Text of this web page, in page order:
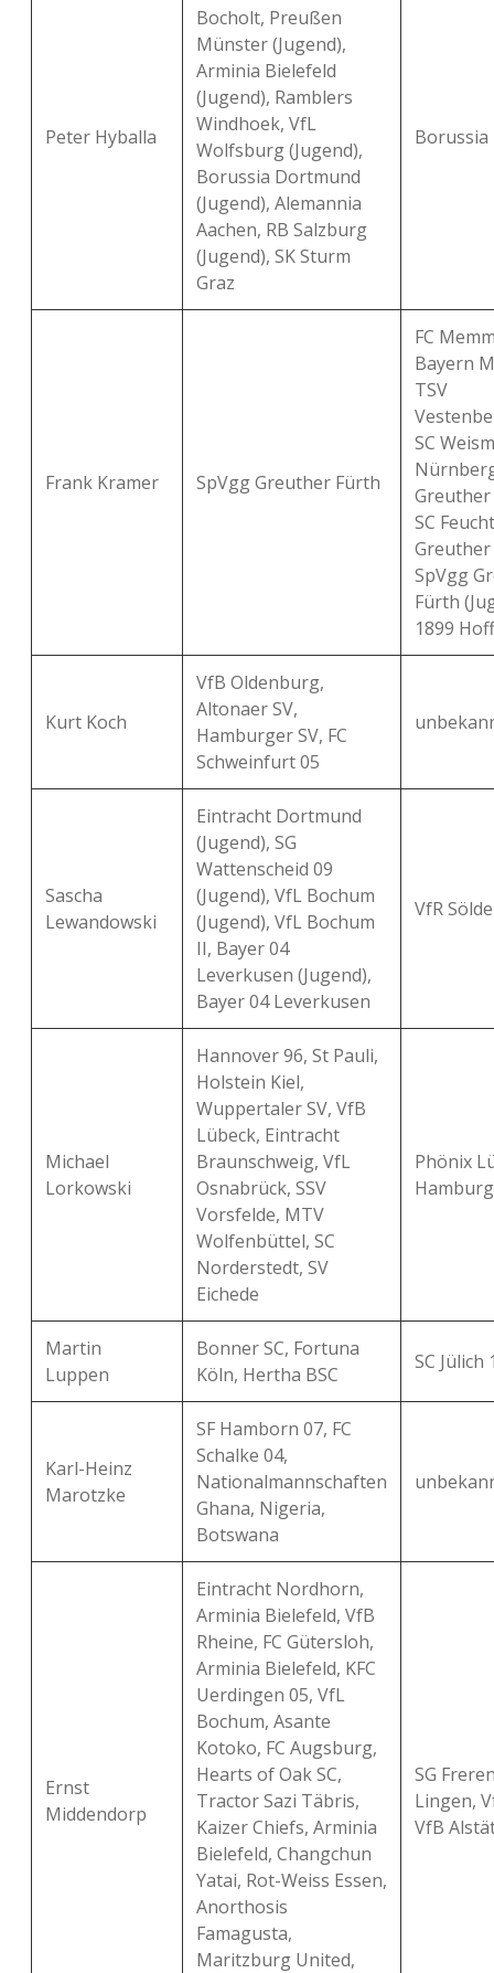
Peter Hyballa
Bocholt, Preußen
Münster (Jugend),
Arminia Bielefeld
(Jugend), Ramblers
Windhoek, VfL
Wolfsburg (Jugend),
Borussia Dortmund
(Jugend), Alemannia
Aachen, RB Salzburg
(Jugend), SK Sturm
Graz
Frank Kramer SpVgg Greuther Fürth
FC
Bayern
TSV
SC
Greuther
SC
SpVgg
Fürth
1899
Kurt Koch
VfB Oldenburg,
Altonaer SV,
Hamburger SV, FC
Schweinfurt 05
Sascha
Lewandowski
Eintracht Dortmund
(Jugend), SG
Wattenscheid 09
(Jugend), VfL Bochum
(Jugend), VfL Bochum
II, Bayer 04
Leverkusen (Jugend),
Bayer 04 Leverkusen
VfR Sölde
Michael
Lorkowski
Hannover 96, St Pauli,
Holstein Kiel,
Wuppertaler SV, VfB
Lübeck, Eintracht
Braunschweig, VfL
Osnabrück, SSV
Vorsfelde, MTV
Wolfenbüttel, SC
Norderstedt, SV
Eichede
Phönix
Hamburg
Martin
Luppen
Bonner SC, Fortuna
Köln, Hertha BSC
SC Jülich
Karl-Heinz
Marotzke
SF Hamborn 07, FC
Schalke 04,
Nationalmannschaften
Ghana, Nigeria,
Botswana
Ernst
Middendorp
Eintracht Nordhorn,
Arminia Bielefeld, VfB
Rheine, FC Gütersloh,
Arminia Bielefeld, KFC
Uerdingen 05, VfL
Bochum, Asante
Kotoko, FC Augsburg,
Hearts of Oak SC,
Tractor Sazi Täbris,
Kaizer Chiefs, Arminia
Bielefeld, Changchun
Yatai, Rot-Weiss Essen,
Anorthosis
Famagusta,
Maritzburg United,
SG
Lingen,
VfB